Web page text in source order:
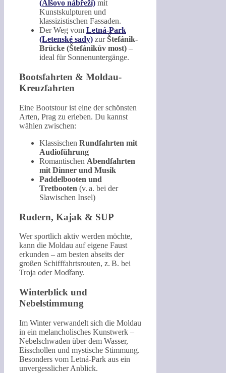
(Alšovo nábřeží) mit
Kunstskulpturen und
klassizistischen Fassaden.
Der Weg vom Letná-Park
(Letenské sady) zurŠtefánik-
Brücke (Štefánikův most) –
ideal für Sonnenuntergänge.
Bootsfahrten & Moldau-
Kreuzfahrten
Eine Bootstour ist eine der schönsten
Arten, Prag zu erleben. Du kannst
wählen zwischen:
Klassischen Rundfahrten mit
Audioführung
Romantischen Abendfahrten
mit Dinner und Musik
Paddelbooten und
Tretbooten (v. a. bei der
Slawischen Insel)
Rudern, Kajak & SUP
Wer sportlich aktiv werden möchte,
kann die Moldau auf eigene Faust
erkunden – am besten abseits der
großen Schifffahrtsrouten, z. B. bei
Troja oder Modřany.
Winterblick und
Nebelstimmung
Im Winter verwandelt sich die Moldau
in ein melancholisches Kunstwerk –
Nebelschwaden über dem Wasser,
Eisschollen und mystische Stimmung.
Besonders vom Letná-Park aus ein
unvergesslicher Anblick.